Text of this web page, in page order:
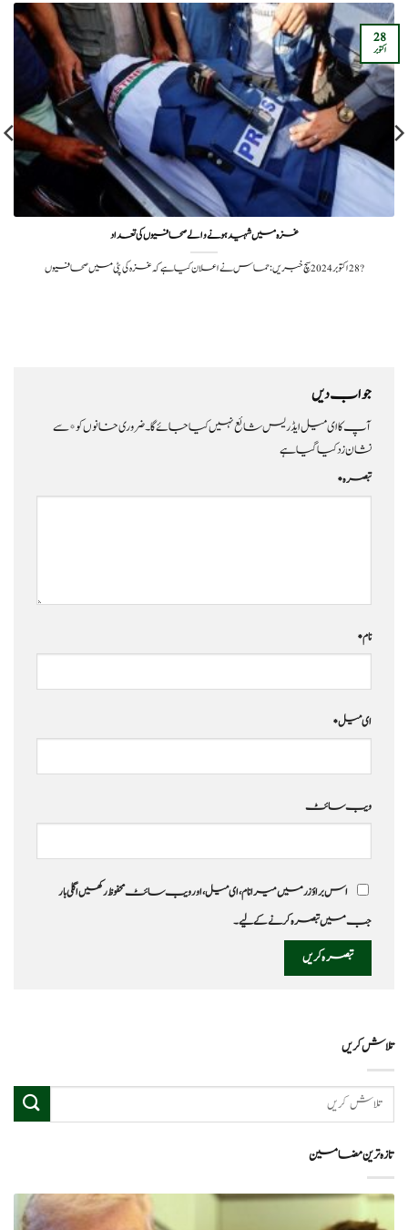
غزہ میں شہید ہونے والے صحافیوں کی تعداد
?️ 28 اکتوبر 2024سچ خبریں:حماس نے اعلان کیا ہے کہ غزہ کی پٹی میں صحافیوں
28
اکتوبر
جواب دیں
آپ کا ای میل ایڈریس شائع نہیں کیا جائے گا۔ضروری خانوں کو*سے
نشان زد کیا گیا ہے
تبصرہ*
نام*
ای میل*
ویب‌ سائٹ
اس براؤزر میں میرا نام، ای میل، اور ویب سائٹ محفوظ رکھیں اگلی بار
جب میں تبصرہ کرنے کےلیے۔
تلاش کریں
تازہ ترین مضامین